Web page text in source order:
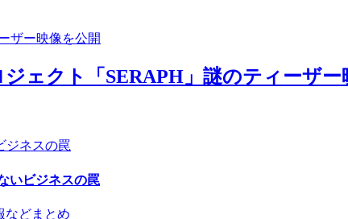
ェクト「SERAPH」謎のティーザー
いビジネスの罠